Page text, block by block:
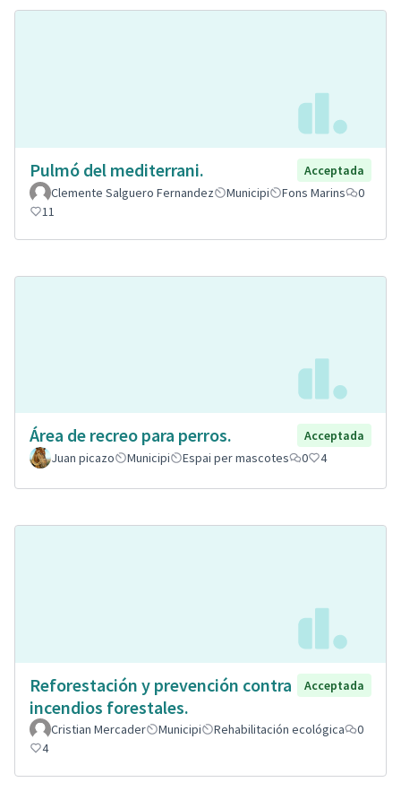
Pulmó del mediterrani.
Acceptada
Clemente Salguero Fernandez
Municipi Fons Marins
0
11
Área de recreo para perros.
Acceptada
Juan picazo
Municipi Espai per mascotes 0 4
Reforestación y prevención contra
incendios forestales.
Acceptada
Cristian Mercader Municipi Rehabilitación ecológica
0
4